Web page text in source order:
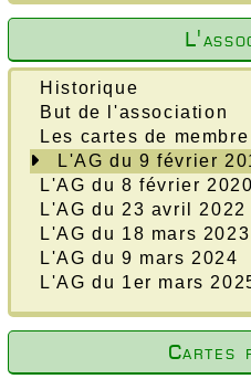
Historique
But de l'association
Les cartes de membre
L'AG du 9 février
L'AG du 8 février 2020
L'AG du 23 avril 2022
L'AG du 18 mars 2023
L'AG du 9 mars 2024
L'AG du 1er mars
Cartes